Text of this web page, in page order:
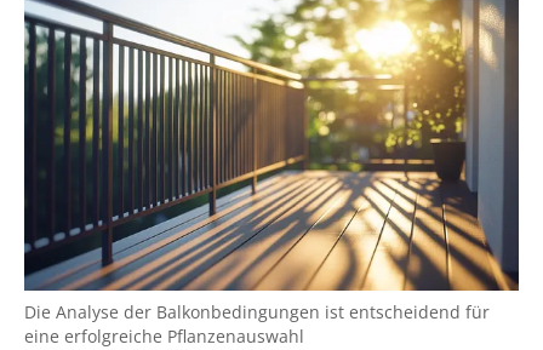
Die Analyse der Balkonbedingungen ist entscheidend für
eine erfolgreiche Pflanzenauswahl